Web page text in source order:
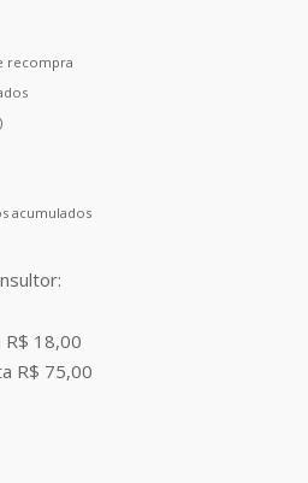
recompra
acumulados
18,00
R$ 75,00